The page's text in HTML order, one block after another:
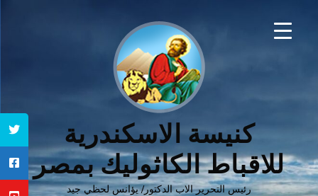
كنيسة الاسكندرية
للاقباط الكاثوليك بمصر
رئيس التحرير الاب الدكتور/ يؤانس لحظي جيد